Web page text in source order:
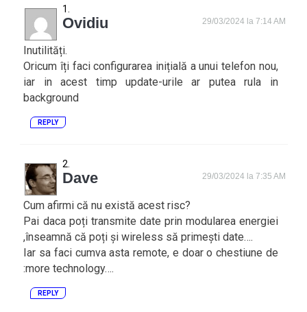
Ovidiu 29/03/2024 la 7:14 AM
Inutilități.
Oricum îți faci configurarea inițială a unui telefon nou,
iar in acest timp update-urile ar putea rula in
background
REPLY
Dave 29/03/2024 la 7:35 AM
Cum afirmi că nu există acest risc?
Pai daca poți transmite date prin modularea energiei
,înseamnă că poți și wireless să primești date….
Iar sa faci cumva asta remote, e doar o chestiune de
:more technology….
REPLY